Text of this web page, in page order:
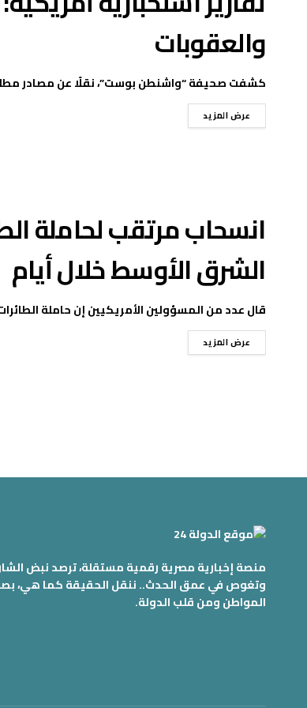
والعقوبات
كشفت صحيفة “واشنطن بوست”، نقلًا عن مصادر
عرض المزيد
انسحاب مرتقب لحاملة
الشرق الأوسط خلال أيام
قال عدد من المسؤولين الأمريكيين إن حاملة
عرض المزيد
منصة إخبارية مصرية رقمية مستقلة، ترصد نبض
وتغوص في عمق الحدث.. ننقل الحقيقة كما هي،
المواطن ومن قلب الدولة.